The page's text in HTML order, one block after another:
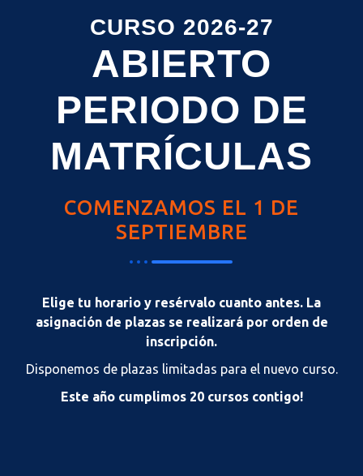
CURSO 2026-27
ABIERTO
PERIODO DE
MATRÍCULAS
COMENZAMOS EL 1 DE
SEPTIEMBRE
Elige tu horario y resérvalo cuanto antes. La
asignación de plazas se realizará por orden de
inscripción.
Disponemos de plazas limitadas para el nuevo curso.
Este año cumplimos 20 cursos contigo!